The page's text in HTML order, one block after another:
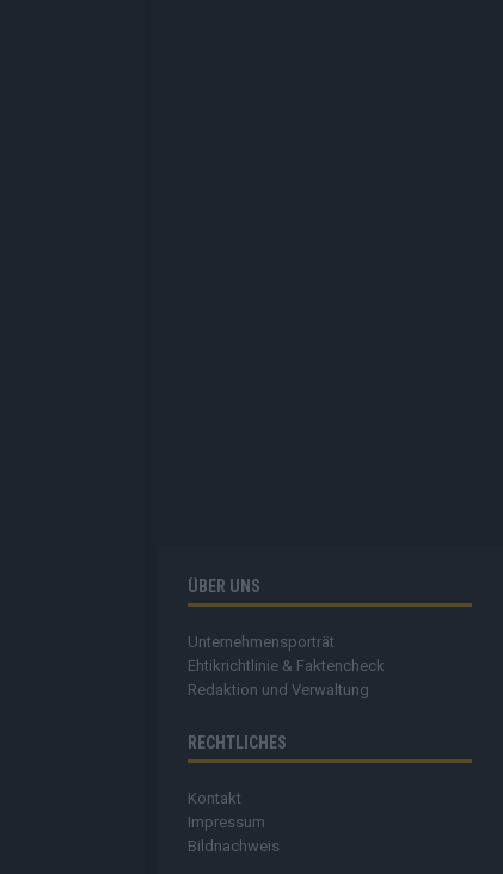
ÜBER UNS
Unternehmensporträt
Ehtikrichtlinie & Faktencheck
Redaktion und Verwaltung
RECHTLICHES
Kontakt
Impressum
Bildnachweis